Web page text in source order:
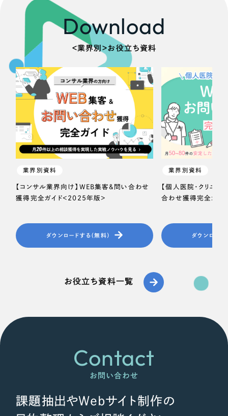
Download
＜業界別＞お役立ち資料
業界別資料
【コンサル業界向け】WEB集客＆問い合わせ
獲得完全ガイド＜2025年版＞
ダウンロードする（無料）
業界別資料
【個人医院・クリニッ
合わせ獲得完全ガイ
ダウンロード
お役立ち資料一覧
Contact
お問い合わせ
課題抽出やWebサイト制作の